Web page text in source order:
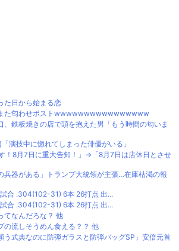
た日から始まる恋
また匂わせポストwwwwwwwwwwwwwwww
、鉄板焼きの店で頭を抱えた男「もう時間の匂いま
演技中に惚れてしまった俳優がいる」
！8月7日に重大告知！」→「8月7日は店休日とさせ
兵器がある」トランプ大統領が主張…在庫枯渇の報
合 .304(102-31) 6本 26打点 出...
合 .304(102-31) 6本 26打点 出...
てなんだろな？ 他
の流しそうめん食える？？ 他
う式典なのに防弾ガラスと防弾バッグSP」安倍元首